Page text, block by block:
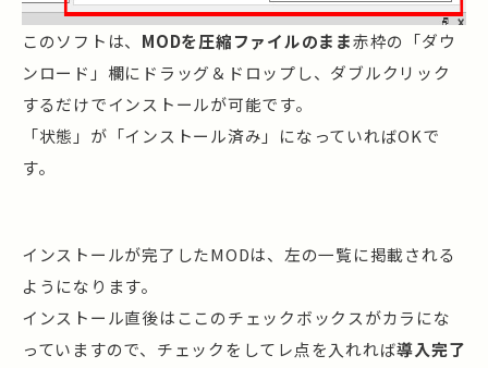
このソフトは、 MODを圧縮ファイルのまま赤枠の「ダウ
ンロード」欄にドラッグ＆ドロップし、ダブルクリック
するだけでインストールが可能です。
「状態」が「インストール済み」になっていればOKで
す。
インストールが完了したMODは、左の一覧に掲載される
ようになります。
インストール直後はここのチェックボックスがカラにな
っていますので、チェックをしてレ点を入れれば導入完了